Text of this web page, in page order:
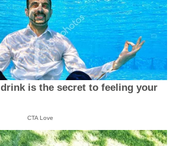
is the secret to feeling your
CTA Love